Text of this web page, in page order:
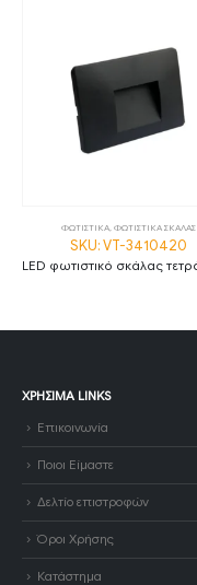
ΦΩΤΙΣΤΙΚΑ, ΦΩΤΙΣΤΙΚΑ ΣΚΑΛΑΣ
SKU: VT-3410420
ΧΡΉΣΙΜΑ LINKS
Επικοινωνία
Ποιοι Είμαστε
Δελτίο επιστροφών
Όροι Χρήσης
Κατάστημα